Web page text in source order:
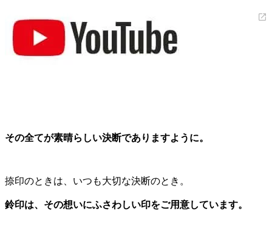
その全てが素晴らしい決断でありますように。
捺印のときは、いつも大切な決断のとき。
鈴印は、その想いにふさわしい印をご用意しています。